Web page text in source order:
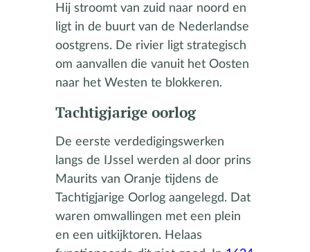
Hij stroomt van zuid naar noord en
ligt in de buurt van de Nederlandse
oostgrens. De rivier ligt strategisch
om aanvallen die vanuit het Oosten
naar het Westen te blokkeren.
Tachtigjarige oorlog
De eerste verdedigingswerken
langs de IJssel werden al door prins
Maurits van Oranje tijdens de
Tachtigjarige Oorlog aangelegd. Dat
waren omwallingen met een plein
en een uitkijktoren. Helaas